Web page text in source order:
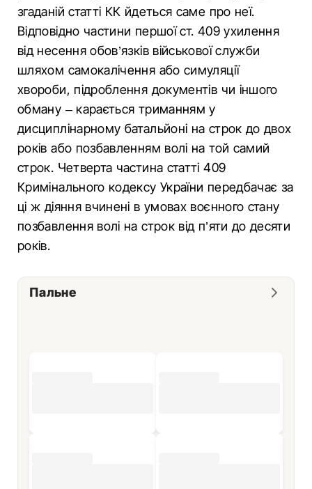
згаданій статті КК йдеться саме про неї.
Відповідно частини першої ст. 409 ухилення
від несення обов’язків військової служби
шляхом самокалічення або симуляції
хвороби, підроблення документів чи іншого
обману – карається триманням у
дисциплінарному батальйоні на строк до двох
років або позбавленням волі на той самий
строк. Четверта частина статті 409
Кримінального кодексу України передбачає за
ці ж діяння вчинені в умовах воєнного стану
позбавлення волі на строк від п’яти до десяти
років.
Пальне